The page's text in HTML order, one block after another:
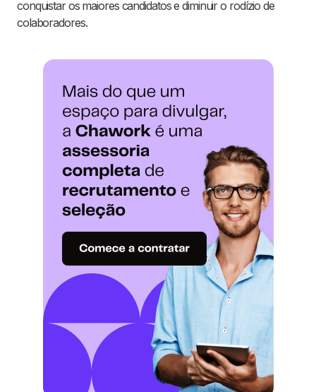
conquistar os maiores candidatos e diminuir o rodízio de
colaboradores.